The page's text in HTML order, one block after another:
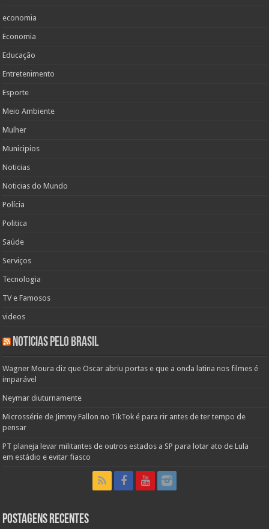
economia
Economia
Educação
Entretenimento
Esporte
Meio Ambiente
Mulher
Municipios
Noticias
Noticias do Mundo
Polícia
Politica
Saúde
Serviços
Tecnologia
TV e Famosos
videos
Noticias pelo Brasil
Wagner Moura diz que Oscar abriu portas e que a onda latina nos filmes é
imparável
Neymar diuturnamente
Microssérie de Jimmy Fallon no TikTok é para rir antes de ter tempo de
pensar
PT planeja levar militantes de outros estados a SP para lotar ato de Lula
em estádio e evitar fiasco
Postagens Recentes